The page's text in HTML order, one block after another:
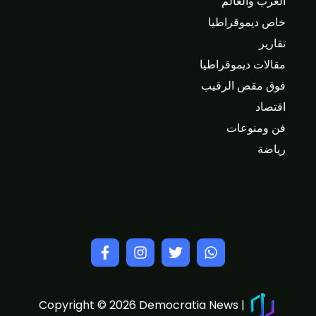
خاص ديموقراطيا
تقارير
مقالات ديموقراطيا
فوق مقص الرقيب
اقتصاد
فن ومنوعات
رياضة